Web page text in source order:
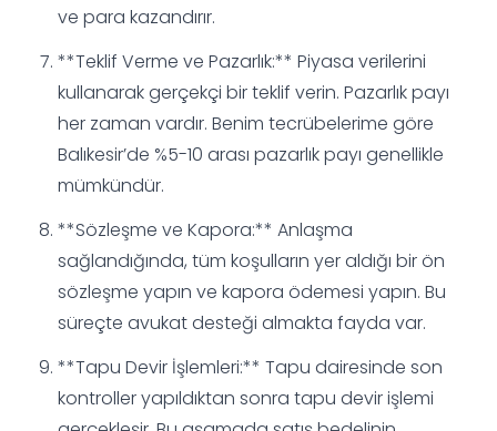
ve para kazandırır.
**Teklif Verme ve Pazarlık:** Piyasa verilerini
kullanarak gerçekçi bir teklif verin. Pazarlık payı
her zaman vardır. Benim tecrübelerime göre
Balıkesir’de %5-10 arası pazarlık payı genellikle
mümkündür.
**Sözleşme ve Kapora:** Anlaşma
sağlandığında, tüm koşulların yer aldığı bir ön
sözleşme yapın ve kapora ödemesi yapın. Bu
süreçte avukat desteği almakta fayda var.
**Tapu Devir İşlemleri:** Tapu dairesinde son
kontroller yapıldıktan sonra tapu devir işlemi